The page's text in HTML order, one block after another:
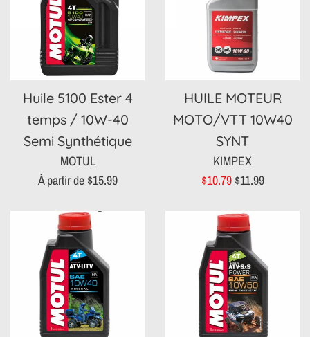
Huile 5100 Ester 4
temps / 10W-40
Semi Synthétique
MOTUL
À partir de $15.99
HUILE MOTEUR
MOTO/VTT 10W40
SYNT
KIMPEX
Prix
$10.79Prix
$11.99